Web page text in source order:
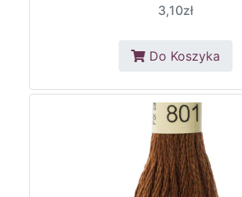
3,10zł
Do Koszyka